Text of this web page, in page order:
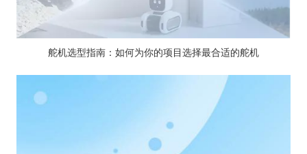
舵机选型指南：如何为你的项目选择最合适的舵机